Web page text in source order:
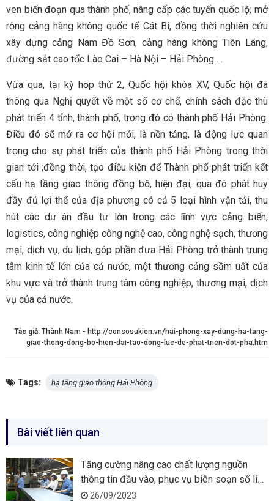
ven biển đoạn qua thành phố, nâng cấp các tuyến quốc lộ; mở
rộng cảng hàng không quốc tế Cát Bi, đồng thời nghiên cứu
xây dựng cảng Nam Đồ Sơn, cảng hàng không Tiên Lãng,
đường sắt cao tốc Lào Cai – Hà Nội – Hải Phòng …
Vừa qua, tại kỳ họp thứ 2, Quốc hội khóa XV, Quốc hội đã
thông qua Nghị quyết về một số cơ chế, chính sách đặc thù
phát triển 4 tỉnh, thành phố, trong đó có thành phố Hải Phòng.
Điều đó sẽ mở ra cơ hội mới, là nền tảng, là động lực quan
trọng cho sự phát triển của thành phố Hải Phòng trong thời
gian tới ;đồng thời, tạo điều kiện để Thành phố phát triển kết
cấu hạ tầng giao thông đồng bộ, hiện đại, qua đó phát huy
đầy đủ lợi thế của địa phương có cả 5 loại hình vận tải, thu
hút các dự án đầu tư lớn trong các lĩnh vực cảng biển,
logistics, công nghiệp công nghệ cao, công nghệ sạch, thương
mại, dịch vụ, du lịch, góp phần đưa Hải Phòng trở thành trung
tâm kinh tế lớn của cả nước, một thương cảng sầm uất của
khu vực và trở thành trung tâm công nghiệp, thương mại, dịch
vụ của cả nước.
Tác giả: Thành Nam - http://consosukien.vn/hai-phong-xay-dung-ha-tang-
giao-thong-dong-bo-hien-dai-tao-dong-luc-de-phat-trien-dot-pha.htm
Tags: hạ tầng giao thông Hải Phòng
Bài viết liên quan
Tăng cường nâng cao chất lượng nguồn
thông tin đầu vào, phục vụ biên soạn số liệu
GRDP
26/09/2023